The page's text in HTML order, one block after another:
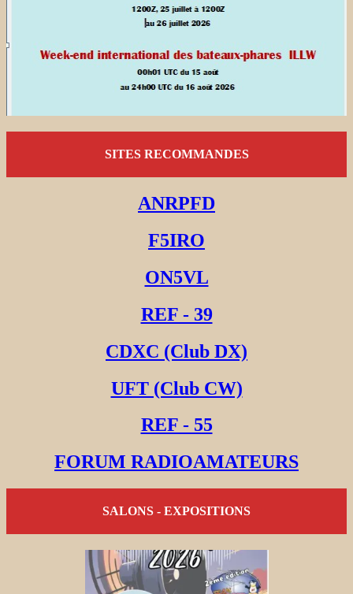
SITES RECOMMANDES
ANRPFD
F5IRO
ON5VL
REF - 39
CDXC (Club DX)
UFT (Club CW)
REF - 55
FORUM RADIOAMATEURS
SALONS - EXPOSITIONS